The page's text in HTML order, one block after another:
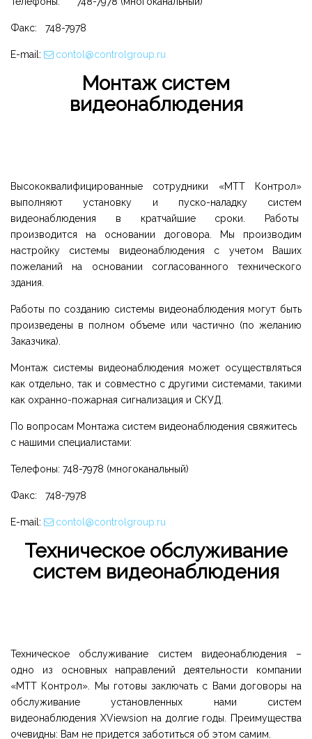
Факс: 748-7978
E-mail: contol@controlgroup.ru
Монтаж систем
видеонаблюдения
Высококвалифицированные сотрудники «МТТ Контрол»
выполняют установку и пуско-наладку систем
видеонаблюдения в кратчайшие сроки. Работы
производится на основании договора. Мы производим
настройку системы видеонаблюдения с учетом Ваших
пожеланий на основании согласованного технического
здания.
Работы по созданию системы видеонаблюдения могут быть
произведены в полном объеме или частично (по желанию
Заказчика).
Монтаж системы видеонаблюдения может осуществляться
как отдельно, так и совместно с другими системами, такими
как охранно-пожарная сигнализация и СКУД.
По вопросам Монтажа систем видеонаблюдения свяжитесь
с нашими специалистами:
Телефоны: 748-7978 (многоканальный)
Факс: 748-7978
E-mail: contol@controlgroup.ru
Техническое обслуживание
систем видеонаблюдения
Техническое обслуживание систем видеонаблюдения –
одно из основных направлений деятельности компании
«МТТ Контрол». Мы готовы заключать с Вами договоры на
обслуживание установленных нами систем
видеонаблюдения XViewsion на долгие годы. Преимущества
очевидны: Вам не придется заботиться об этом самим.